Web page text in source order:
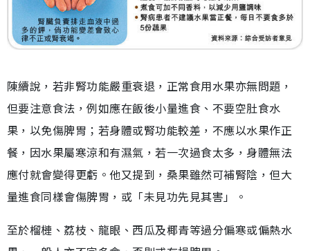
陳續說，若非腎功能嚴重衰退，正常食用水果亦無問題，
但要注意食法，例如應在飯後小量進食、不要空肚食水
果，以免傷脾胃；若身體或腎功能較差，不應以水果作正
餐，因水果屬寒涼和有濕氣，若一次過食太多，身體無法
應付就會變得更虧。他又提到，桑果雖然可補腎陰，但大
量進食同樣會傷脾胃，或「未見功先見其害」。
至於榴槤、荔枝、龍眼、西瓜及椰青等過分偏寒或偏熱水